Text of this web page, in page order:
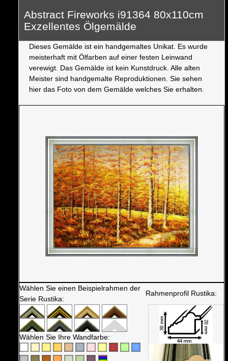
Abstract Fireworks i91364 80x110cm
Exzellentes Ölgemälde
Dieses Gemälde ist ein handgemaltes Unikat. Es wurde
meisterhaft mit Ölfarben auf einer festen Leinwand
verewigt. Das Gemälde ist kein Kunstdruck. Alle alten
Meister sind handgemalte Reproduktionen. Sie sehen
hier das Foto von dem Gemälde welches Sie erhalten.
Wählen Sie einen Beispielrahmen der
Serie Rustika:
Rahmenprofil Rustika:
Wählen Sie Ihre Wandfarbe: